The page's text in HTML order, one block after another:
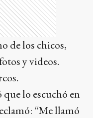
de los chicos,
y videos.
que lo escuchó en
“Me llamó